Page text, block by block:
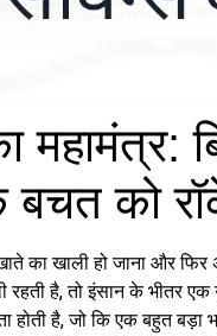
महामंत्र:
को
का खाली हो जाना और
है, तो इंसान के भीतर
होती है, जो कि एक बहुत